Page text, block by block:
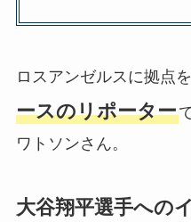
ロスアンゼルスに拠点
ースのリポーター
ワトソンさん。
大谷翔平選手への